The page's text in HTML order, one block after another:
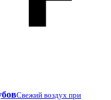
Свежий воздух при